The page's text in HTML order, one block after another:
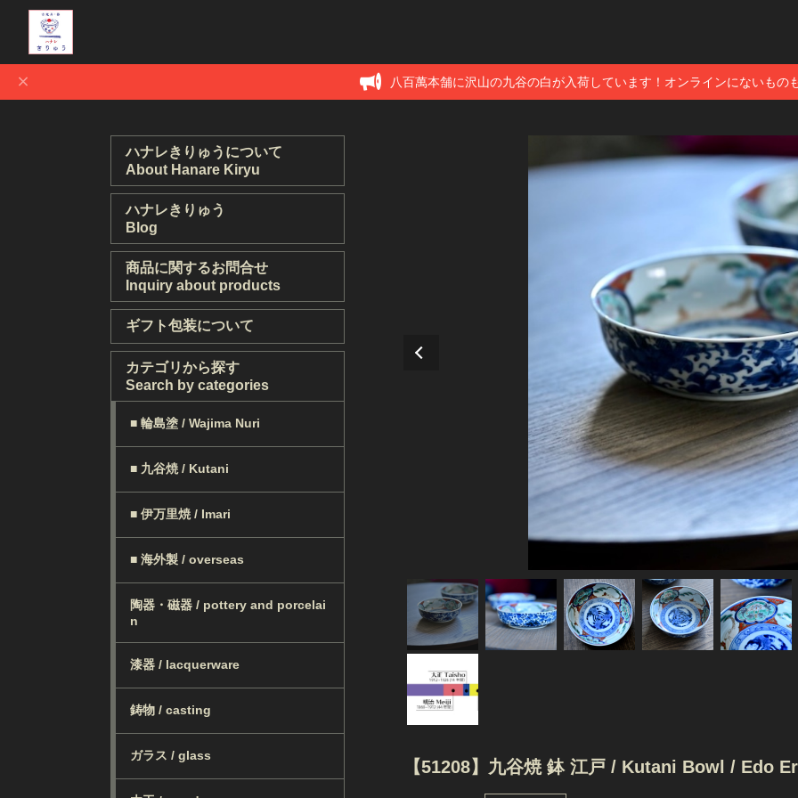
八百萬本舗に沢山の九谷の白が入荷しています！オンラインにないもの
ハナレきりゅうについて
About Hanare Kiryu
ハナレきりゅう
Blog
商品に関するお問合せ
Inquiry about products
ギフト包装について
カテゴリから探す
Search by categories
■ 輪島塗 / Wajima Nuri
■ 九谷焼 / Kutani
■ 伊万里焼 / Imari
■ 海外製 / overseas
陶器・磁器 / pottery and porcelai
n
漆器 / lacquerware
鋳物 / casting
ガラス / glass
【51208】九谷焼 鉢 江戸 / Kutani Bowl / Edo